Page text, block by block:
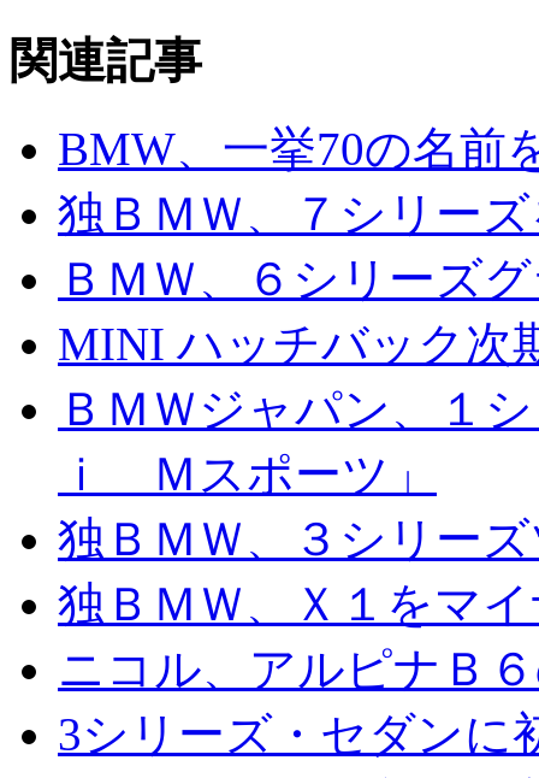
関連記事
BMW、一挙70の名前
独ＢＭＷ、７シリー
ＢＭＷ、６シリーズ
MINI ハッチバック次
ＢＭＷジャパン、１
ｉ Ｍスポーツ」
独ＢＭＷ、３シリー
独ＢＭＷ、Ｘ１をマ
ニコル、アルピナＢ
3シリーズ・セダンに